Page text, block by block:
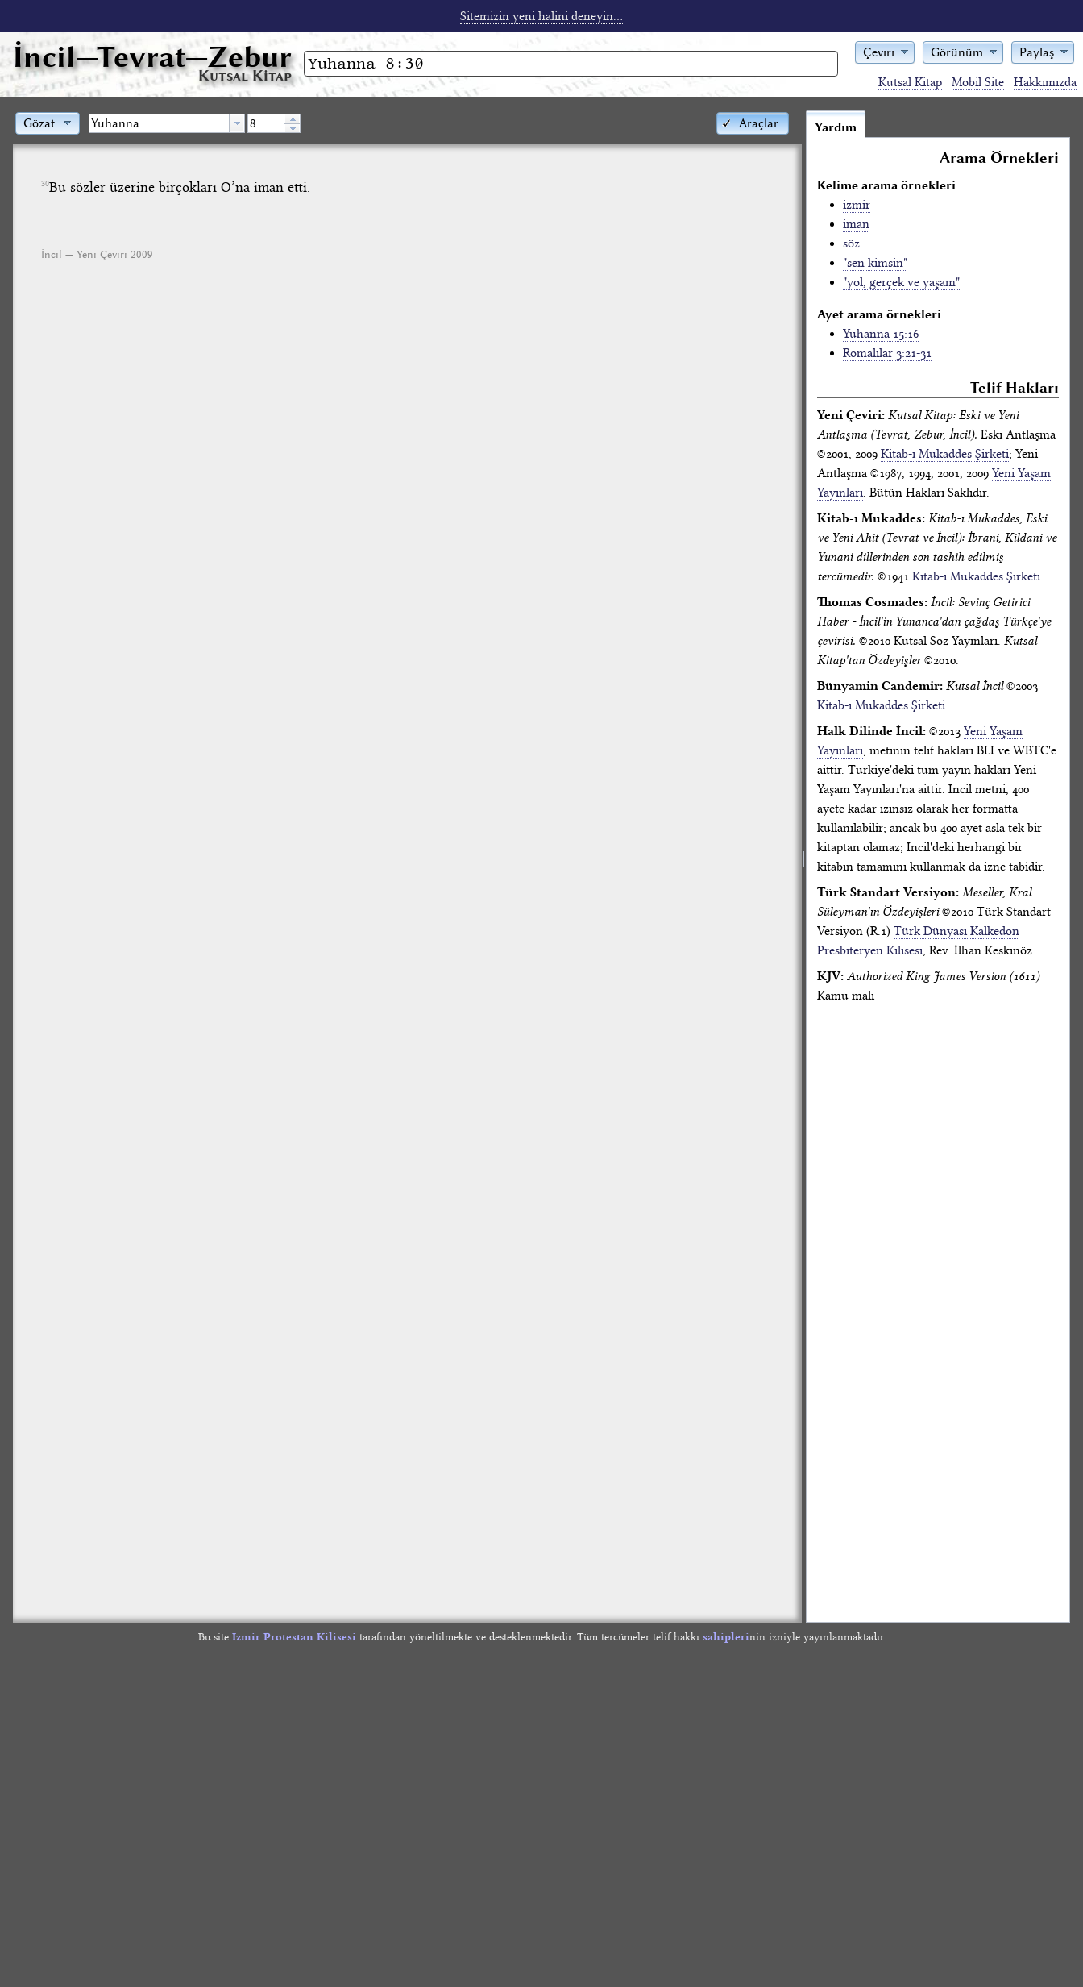
Sitemizin yeni halini deneyin...
İncil—Tevrat—Zebur
Kutsal Kitap
Çeviri Görünüm Paylaş
Kutsal Kitap Mobil Site Hakkımızda
Araçlar
Gözat
30Bu sözler üzerine birçokları O’na iman etti.
İncil — Yeni Çeviri 2009
Yardım
Arama Örnekleri
Kelime arama örnekleri
izmir
iman
söz
"sen kimsin"
"yol, gerçek ve yaşam"
Ayet arama örnekleri
Yuhanna 15:16
Romalılar 3:21-31
Telif Hakları
Yeni Çeviri: Kutsal Kitap: Eski ve Yeni
Antlaşma (Tevrat, Zebur, İncil). Eski Antlaşma
©2001, 2009 Kitab-ı Mukaddes Şirketi; Yeni
Antlaşma ©1987, 1994, 2001, 2009 Yeni Yaşam
Yayınları. Bütün Hakları Saklıdır.
Kitab-ı Mukaddes: Kitab-ı Mukaddes, Eski
ve Yeni Ahit (Tevrat ve İncil): İbrani, Kildani ve
Yunani dillerinden son tashih edilmiş
tercümedir. ©1941 Kitab-ı Mukaddes Şirketi.
Thomas Cosmades: İncil: Sevinç Getirici
Haber - İncil'in Yunanca'dan çağdaş Türkçe'ye
çevirisi. ©2010 Kutsal Söz Yayınları. Kutsal
Kitap'tan Özdeyişler©2010.
Bünyamin Candemir: Kutsal İncil©2003
Kitab-ı Mukaddes Şirketi.
Halk Dilinde İncil: ©2013 Yeni Yaşam
Yayınları; metinin telif hakları BLI ve WBTC'e
aittir. Türkiye'deki tüm yayın hakları Yeni
Yaşam Yayınları'na aittir. İncil metni, 400
ayete kadar izinsiz olarak her formatta
kullanılabilir; ancak bu 400 ayet asla tek bir
kitaptan olamaz; İncil'deki herhangi bir
kitabın tamamını kullanmak da izne tabidir.
Türk Standart Versiyon: Meseller, Kral
Süleyman'ın Özdeyişleri©2010 Türk Standart
Versiyon (R.1) Türk Dünyası Kalkedon
Presbiteryen Kilisesi, Rev. İlhan Keskinöz.
KJV: Authorized King James Version (1611)
Kamu malı
Bu site İzmir Protestan Kilisesitarafından yöneltilmekte ve desteklenmektedir. Tüm tercümeler telif hakkı sahiplerinin izniyle yayınlanmaktadır.